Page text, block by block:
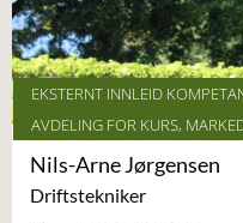
EKSTERNT INNLEID
AVDELING FOR KURS,
Nils-Arne Jørgensen
Driftstekniker